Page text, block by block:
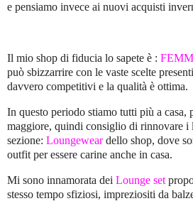
e pensiamo invece ai nuovi acquisti
Il mio shop di fiducia lo sapete è :
può sbizzarrire con le vaste scelte
davvero competitivi e la qualità è ottima.
In questo periodo stiamo tutti più a casa,
maggiore, quindi consiglio di rinnovare i
sezione: Loungewear dello shop, dove
outfit per essere carine anche in casa.
Mi sono innamorata dei Lounge set
stesso tempo sfiziosi, impreziositi da